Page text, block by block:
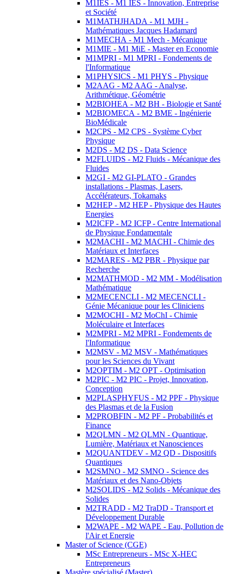
M1IES - M1 IES - Innovation, Entreprise
et Société
M1MATHJHADA - M1 MJH -
Mathématiques Jacques Hadamard
M1MECHA - M1 Mech - Mécanique
M1MIE - M1 MiE - Master en Economie
M1MPRI - M1 MPRI - Fondements de
l'Informatique
M1PHYSICS - M1 PHYS - Physique
M2AAG - M2 AAG - Analyse,
Arithmétique, Géométrie
M2BIOHEA - M2 BH - Biologie et Santé
M2BIOMECA - M2 BME - Ingénierie
BioMédicale
M2CPS - M2 CPS - Système Cyber
Physique
M2DS - M2 DS - Data Science
M2FLUIDS - M2 Fluids - Mécanique des
Fluides
M2GI - M2 GI-PLATO - Grandes
installations - Plasmas, Lasers,
Accélérateurs, Tokamaks
M2HEP - M2 HEP - Physique des Hautes
Energies
M2ICFP - M2 ICFP - Centre International
de Physique Fondamentale
M2MACHI - M2 MACHI - Chimie des
Matériaux et Interfaces
M2MARES - M2 PBR - Physique par
Recherche
M2MATHMOD - M2 MM - Modélisation
Mathématique
M2MECENCLI - M2 MECENCLI -
Génie Mécanique pour les Cliniciens
M2MOCHI - M2 MoChI - Chimie
Moléculaire et Interfaces
M2MPRI - M2 MPRI - Fondements de
l'Informatique
M2MSV - M2 MSV - Mathématiques
pour les Sciences du Vivant
M2OPTIM - M2 OPT - Optimisation
M2PIC - M2 PIC - Projet, Innovation,
Conception
M2PLASPHYFUS - M2 PPF - Physique
des Plasmas et de la Fusion
M2PROBFIN - M2 PF - Probabilités et
Finance
M2QLMN - M2 QLMN - Quantique,
Lumière, Matériaux et Nanosciences
M2QUANTDEV - M2 QD - Dispositifs
Quantiques
M2SMNO - M2 SMNO - Science des
Matériaux et des Nano-Objets
M2SOLIDS - M2 Solids - Mécanique des
Solides
M2TRADD - M2 TraDD - Transport et
Développement Durable
M2WAPE - M2 WAPE - Eau, Pollution de
l'Air et Energie
Master of Science (CGE)
MSc Entrepreneurs - MSc X-HEC
Entrepreneurs
Mastère spécialisé (Master)